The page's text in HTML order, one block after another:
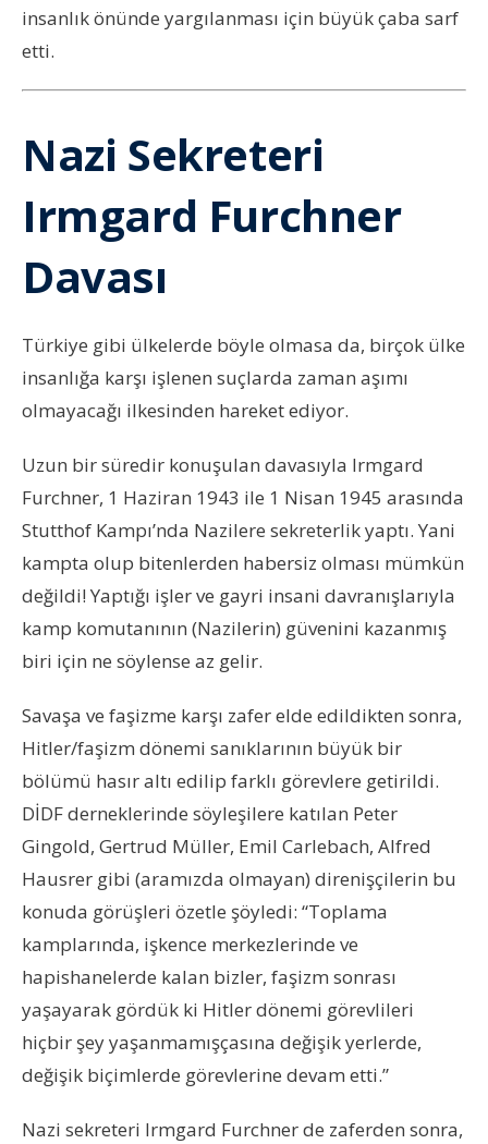
insanlık önünde yargılanması için büyük çaba sarf
etti.
Nazi Sekreteri
Irmgard Furchner
Davası
Türkiye gibi ülkelerde böyle olmasa da, birçok ülke
insanlığa karşı işlenen suçlarda zaman aşımı
olmayacağı ilkesinden hareket ediyor.
Uzun bir süredir konuşulan davasıyla Irmgard
Furchner, 1 Haziran 1943 ile 1 Nisan 1945 arasında
Stutthof Kampı’nda Nazilere sekreterlik yaptı. Yani
kampta olup bitenlerden habersiz olması mümkün
değildi! Yaptığı işler ve gayri insani davranışlarıyla
kamp komutanının (Nazilerin) güvenini kazanmış
biri için ne söylense az gelir.
Savaşa ve faşizme karşı zafer elde edildikten sonra,
Hitler/faşizm dönemi sanıklarının büyük bir
bölümü hasır altı edilip farklı görevlere getirildi.
DİDF derneklerinde söyleşilere katılan Peter
Gingold, Gertrud Müller, Emil Carlebach, Alfred
Hausrer gibi (aramızda olmayan) direnişçilerin bu
konuda görüşleri özetle şöyledi: “Toplama
kamplarında, işkence merkezlerinde ve
hapishanelerde kalan bizler, faşizm sonrası
yaşayarak gördük ki Hitler dönemi görevlileri
hiçbir şey yaşanmamışçasına değişik yerlerde,
değişik biçimlerde görevlerine devam etti.”
Nazi sekreteri Irmgard Furchner de zaferden sonra,